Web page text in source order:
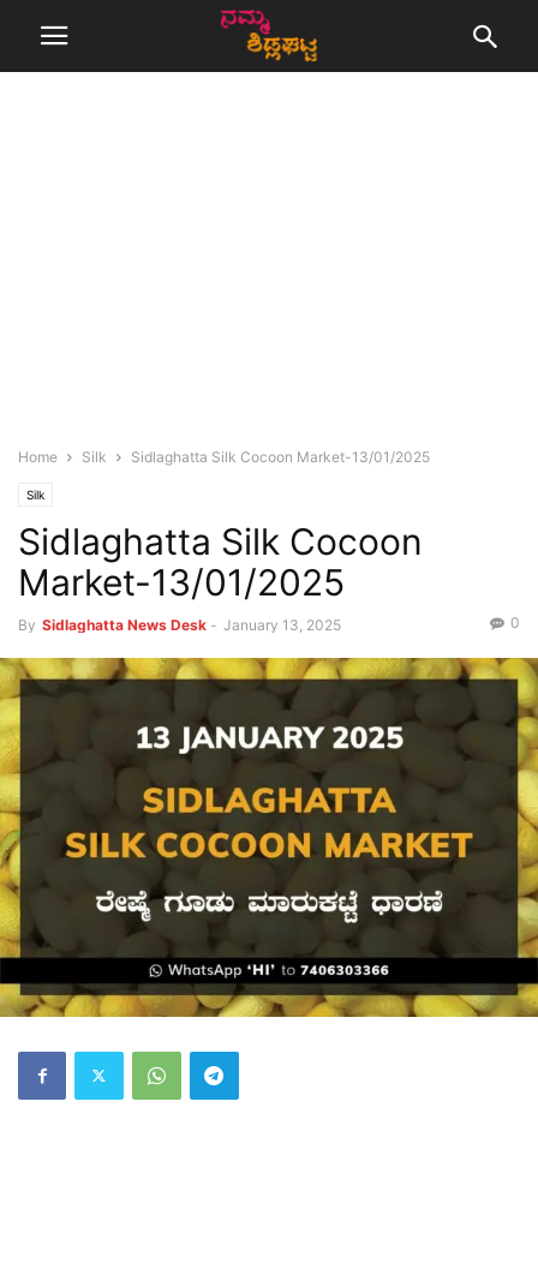
Home Silk Sidlaghatta Silk Cocoon Market-13/01/2025
Silk
Sidlaghatta Silk Cocoon
Market-13/01/2025
By Sidlaghatta News Desk - January 13, 2025 0